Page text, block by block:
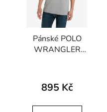
Pánské POLO
WRANGLER
Mel
895 Kč